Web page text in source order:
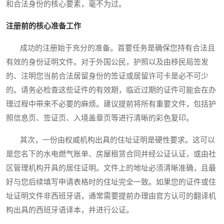
和合法身份的核心要素，毫不为过。
注册前的核心准备工作
成功的注册始于充分的准备。首要任务是确保您持有合法且
有效的身份证明文件。对于外国公民，护照以及由移民局签发
的、注明您当前合法居留身份的签证或居留许可卡是必不可少
的。请务必检查这些证件的有效期，临近过期的证件可能会在办
理过程中带来不必要的麻烦。建议提前将所有重要文件，包括护
照信息页、签证页、入境盖章页等进行清晰的彩色复印。
其次，一份由权威机构出具的住址证明是硬性要求。这可以
是您名下的水电燃气账单、房屋租赁合同并经公证认证，或由社
区管理机构开具的居住证明。文件上的地址必须清晰准确，且最
好与您后续填写申请表格时的住址完全一致。如果您的证件或住
址证明文件非西班牙语，通常需要提前办理由官方认可的翻译机
构出具的西班牙语译本，并进行公证。